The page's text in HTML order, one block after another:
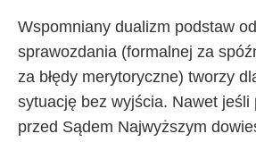
Wspomniany dualizm podstaw
sprawozdania (formalnej za
za błędy merytoryczne) tworzy
sytuację bez wyjścia. Nawet jeśli
przed Sądem Najwyższym